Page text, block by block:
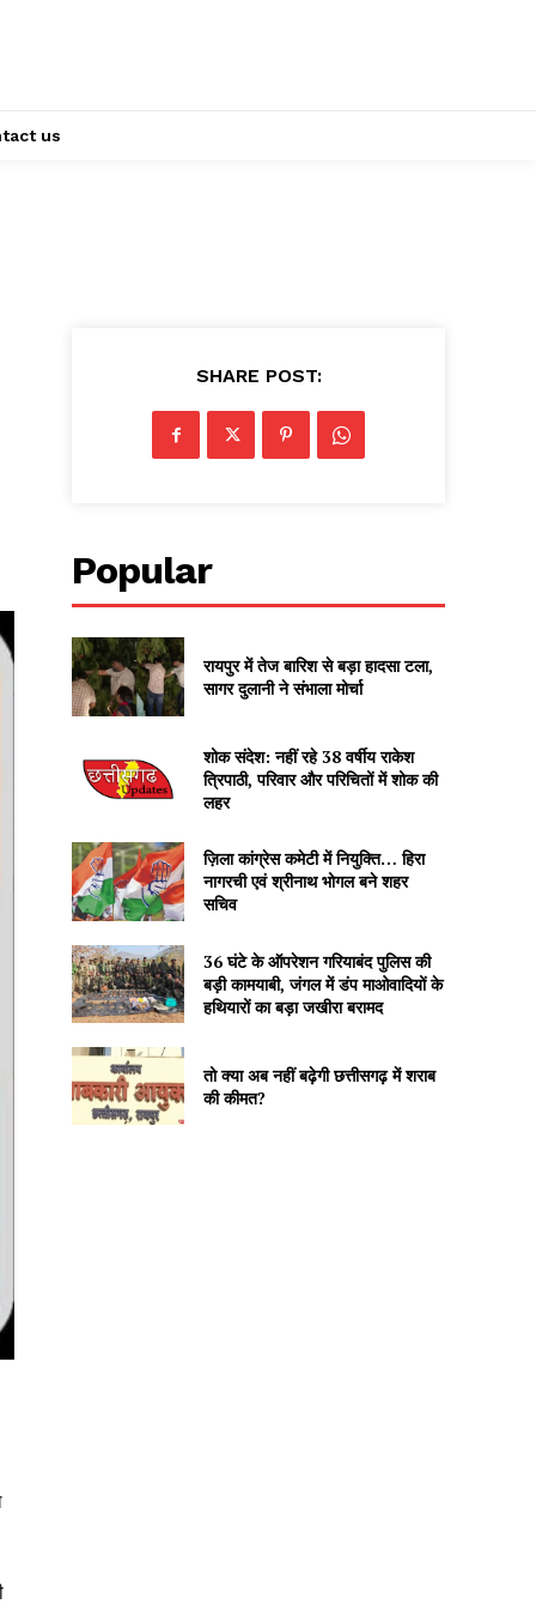
us
SHARE POST:
Popular
रायपुर में तेज बारिश से बड़ा हादसा टला,
सागर दुलानी ने संभाला मोर्चा
शोक संदेश: नहीं रहे 38 वर्षीय राकेश
त्रिपाठी, परिवार और परिचितों में शोक की
लहर
ज़िला कांग्रेस कमेटी में नियुक्ति… हिरा
नागरची एवं श्रीनाथ भोगल बने शहर
सचिव
36 घंटे के ऑपरेशन गरियाबंद पुलिस की
बड़ी कामयाबी, जंगल में डंप माओवादियों के
हथियारों का बड़ा जखीरा बरामद
तो क्या अब नहीं बढ़ेगी छत्तीसगढ़ में शराब
की कीमत?